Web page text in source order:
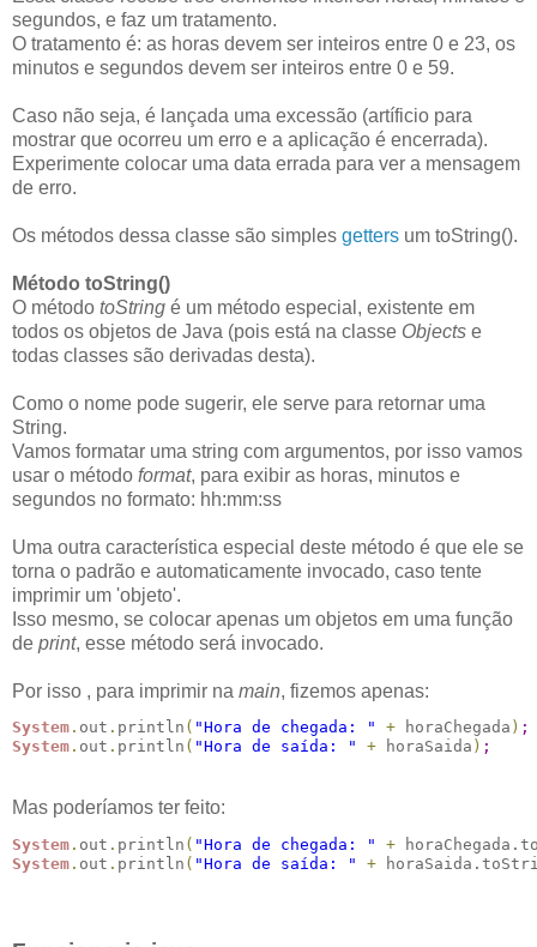
segundos, e faz um tratamento.
O tratamento é: as horas devem ser inteiros entre 0 e 23, os
minutos e segundos devem ser inteiros entre 0 e 59.
Caso não seja, é lançada uma excessão (artíficio para
mostrar que ocorreu um erro e a aplicação é encerrada).
Experimente colocar uma data errada para ver a mensagem
de erro.
Os métodos dessa classe são simples getters um toString().
Método toString()
O método toString é um método especial, existente em
todos os objetos de Java (pois está na classe Objects e
todas classes são derivadas desta).
Como o nome pode sugerir, ele serve para retornar uma
String.
Vamos formatar uma string com argumentos, por isso vamos
usar o método format, para exibir as horas, minutos e
segundos no formato: hh:mm:ss
Uma outra característica especial deste método é que ele se
torna o padrão e automaticamente invocado, caso tente
imprimir um 'objeto'.
Isso mesmo, se colocar apenas um objetos em uma função
de print, esse método será invocado.
Por isso , para imprimir na main, fizemos apenas:
System . out . println ( "Hora de chegada: " + horaChegada ) ;
System . out . println ( "Hora de saída: " + horaSaida ) ;
Mas poderíamos ter feito:
System . out . println ( "Hora de chegada: " +
System . out . println ( "Hora de saída: " +